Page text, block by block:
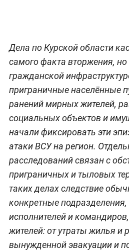
Дела по Курской области
самого факта вторжения,
гражданской
приграничные населённые
ранений мирных жителей,
социальных объектов и
начали фиксировать эти
атаки ВСУ на регион.
расследований связан с
приграничных и тыловых
таких делах следствие
конкретные
исполнителей и
жителей: от утраты жилья и
вынужденной эвакуации и